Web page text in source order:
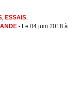
, ESSAIS,
- Le 04 juin 2018 à